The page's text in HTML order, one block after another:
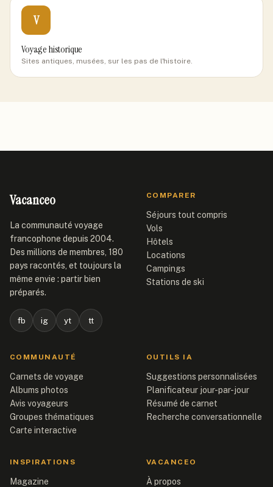
V
Voyage historique
Sites antiques, musées, sur les pas de l'histoire.
Vacanceo
La communauté voyage
francophone depuis 2004.
Des millions de membres, 180
pays racontés, et toujours la
même envie : partir bien
préparés.
fb ig yt tt
COMPARER
Séjours tout compris
Vols
Hôtels
Locations
Campings
Stations de ski
COMMUNAUTÉ
Carnets de voyage
Albums photos
Avis voyageurs
Groupes thématiques
Carte interactive
OUTILS IA
Suggestions personnalisées
Planificateur jour-par-jour
Résumé de carnet
Recherche conversationnelle
INSPIRATIONS
Magazine
VACANCEO
À propos